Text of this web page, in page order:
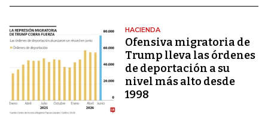
HACIENDA
Ofensiva migratoria de
Trump lleva las órdenes
de deportación a su
nivel más alto desde
1998